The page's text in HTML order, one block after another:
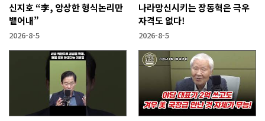
신지호 “李, 앙상한 형식논리만
뱉어내”
2026-8-5
나라망신시키는 장동혁은 극우
자격도 없다!
2026-8-5